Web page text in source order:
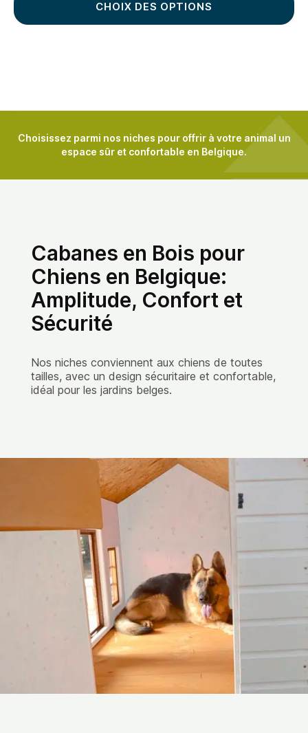
CHOIX DES OPTIONS
Choisissez parmi nos niches pour offrir à votre animal un
espace sûr et confortable en Belgique.
Cabanes en Bois pour
Chiens en Belgique:
Amplitude, Confort et
Sécurité
Nos niches conviennent aux chiens de toutes
tailles, avec un design sécuritaire et confortable,
idéal pour les jardins belges.